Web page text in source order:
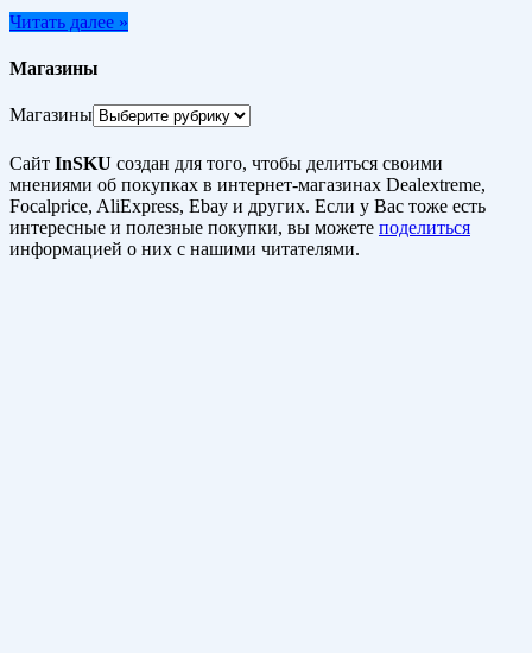
Читать далее »
Магазины
Магазины
Сайт InSKU создан для того, чтобы делиться своими
мнениями об покупках в интернет-магазинах Dealextreme,
Focalprice, AliExpress, Ebay и других. Если у Вас тоже есть
интересные и полезные покупки, вы можете поделиться
информацией о них с нашими читателями.